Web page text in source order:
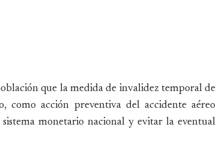
que la medida de invalidez temporal de
como acción preventiva del accidente aéreo
monetario nacional y evitar la eventual